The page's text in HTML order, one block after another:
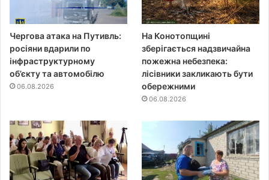
Чергова атака на Путивль:
росіяни вдарили по
інфраструктурному
об’єкту та автомобілю
06.08.2026
На Конотопщині
зберігається надзвичайна
пожежна небезпека:
лісівники закликають бути
обережними
06.08.2026